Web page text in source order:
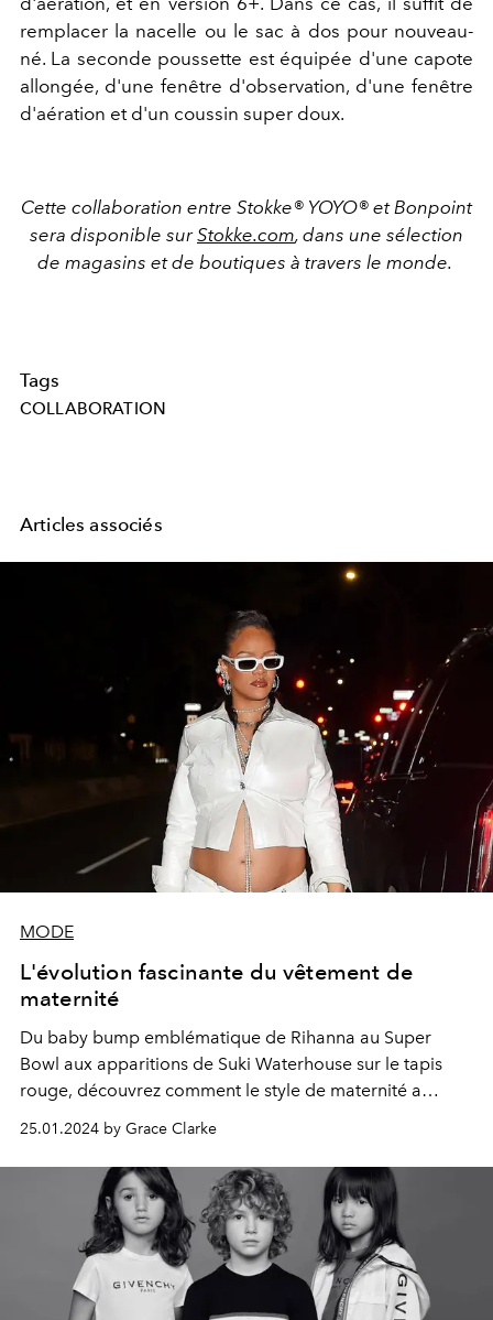
remplacer la nacelle ou le sac à dos pour nouveau-
né. La seconde poussette est équipée d'une capote
allongée, d'une fenêtre d'observation, d'une fenêtre
d'aération et d'un coussin super doux.
Cette collaboration entre Stokke® YOYO® et Bonpoint
sera disponible surStokke.com, dans une sélection
de magasins et de boutiques à travers le monde.
Tags
COLLABORATION
Articles associés
MODE
L'évolution fascinante du vêtement de
maternité
Du baby bump emblématique de Rihanna au Super
Bowl aux apparitions de Suki Waterhouse sur le tapis
rouge, découvrez comment le style de maternité a
25.01.2024 by Grace Clarke